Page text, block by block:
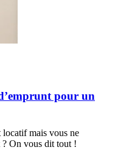
pour un
locatif mais vous ne
? On vous dit tout !